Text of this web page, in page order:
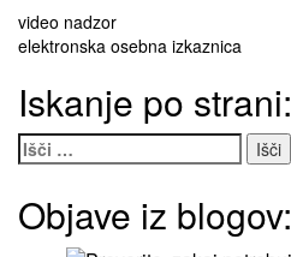
Navigacija
prispevka
video nadzor
elektronska osebna izkaznica
Iskanje po strani:
Išči:
Objave iz blogov: